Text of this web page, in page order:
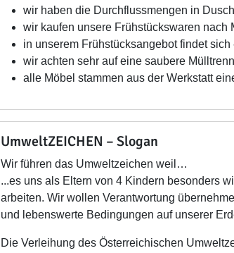
wir haben die Durchflussmengen in
wir kaufen unsere Frühstückswaren nach
in unserem Frühstücksangebot findet
wir achten sehr auf eine saubere
alle Möbel stammen aus der Werkstatt
UmweltZEICHEN – Slogan
Wir führen das Umweltzeichen weil…
...es uns als Eltern von 4 Kindern besonders
arbeiten. Wir wollen Verantwortung
und lebenswerte Bedingungen auf unserer
Die Verleihung des Österreichischen